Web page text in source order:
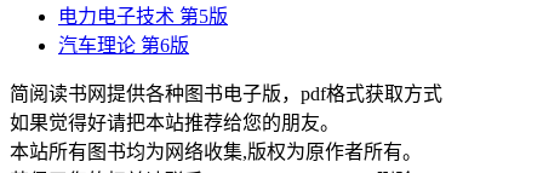
电力电子技术 第5版
汽车理论 第6版
简阅读书网提供各种图书电子版，pdf格式获取方式
如果觉得好请把本站推荐给您的朋友。
本站所有图书均为网络收集,版权为原作者所有。